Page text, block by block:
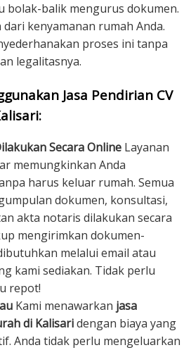
bolak-balik mengurus dokumen.
kenyamanan rumah Anda.
proses ini tanpa
legalitasnya.
Jasa Pendirian CV
Secara Online Layanan
memungkinkan Anda
harus keluar rumah. Semua
dokumen, konsultasi,
akta notaris dilakukan secara
mengirimkan dokumen-
melalui email atau
kami sediakan. Tidak perlu
repot!
Kami menawarkan jasa
di Kalisaridengan biaya yang
Anda tidak perlu mengeluarkan